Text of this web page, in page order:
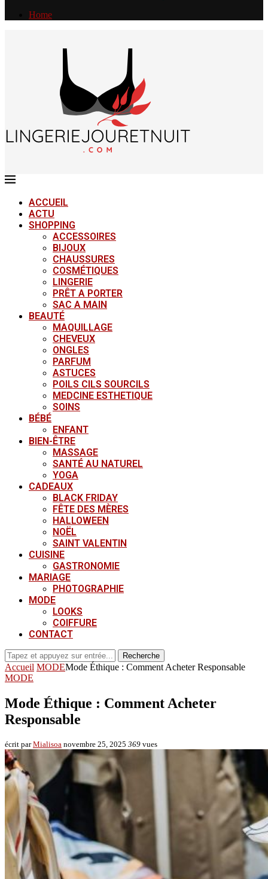
Home
ACCUEIL
ACTU
SHOPPING
ACCESSOIRES
BIJOUX
CHAUSSURES
COSMÉTIQUES
LINGERIE
PRÊT A PORTER
SAC A MAIN
BEAUTÉ
MAQUILLAGE
CHEVEUX
ONGLES
PARFUM
ASTUCES
POILS CILS SOURCILS
MEDCINE ESTHETIQUE
SOINS
BÉBÉ
ENFANT
BIEN-ÊTRE
MASSAGE
SANTÉ AU NATUREL
YOGA
CADEAUX
BLACK FRIDAY
FÊTE DES MÈRES
HALLOWEEN
NOËL
SAINT VALENTIN
CUISINE
GASTRONOMIE
MARIAGE
PHOTOGRAPHIE
MODE
LOOKS
COIFFURE
CONTACT
Recherche
Accueil MODEMode Éthique : Comment Acheter Responsable
MODE
Mode Éthique : Comment Acheter
Responsable
écrit parMialisoa novembre 25, 2025 369 vues